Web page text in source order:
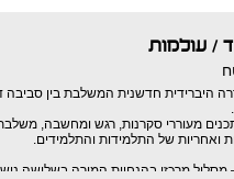
/ עולמות
היברידית חדשנית המשלבת בין סביבה
מעוררי סקרנות, רגש ומחשבה,
ואחריות של התלמידות והתלמידים.
מסלול מרכזי בהנחיית המורה בשלושה